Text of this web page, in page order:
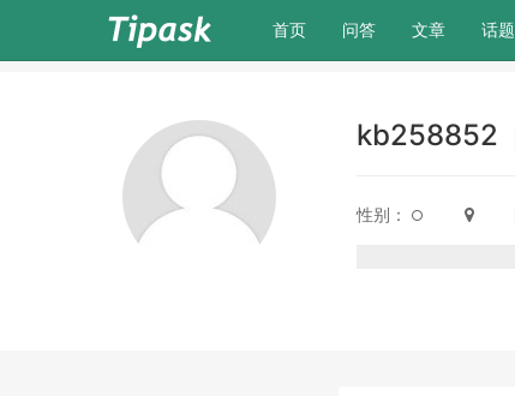
首页(current)
问答 文章 话题
kb258852
性别：